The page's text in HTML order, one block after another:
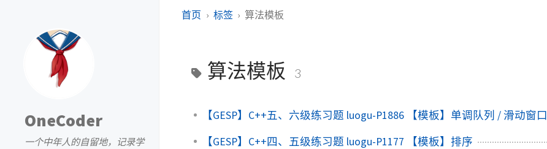
OneCoder
一个中年人的自留地，记录学
首页 标签 算法模板
算法模板 3
【GESP】C++五、六级练习题 luogu-P1886 【模板】单调队列 / 滑动窗口
【GESP】C++四、五级练习题 luogu-P1177 【模板】排序